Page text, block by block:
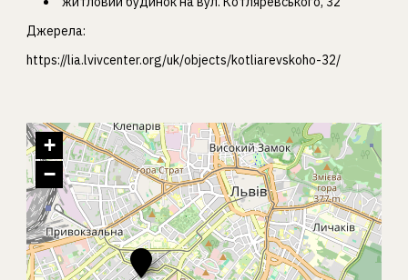
Джерела:
https://lia.lvivcenter.org/uk/objects/kotliarevskoho-32/
+
−